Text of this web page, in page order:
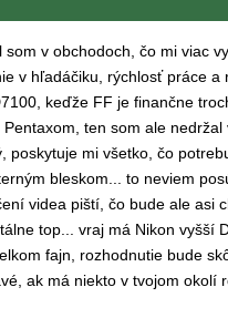
v obchodoch, čo mi viac
v hľadáčiku, rýchlosť práce a
keďže FF je finančne
ten som ale
poskytuje mi všetko, čo
bleskom... to neviem
videa piští, čo bude ale asi
top... vraj má Nikon vyšší
fajn, rozhodnutie bude
ak má niekto v tvojom okolí